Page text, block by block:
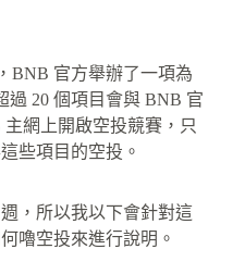
BNB 官方舉辦了一項為
過 20 個項目會與 BNB 官
網上開啟空投競賽，只
些項目的空投。
，所以我以下會針對這
嚕空投來進行說明。